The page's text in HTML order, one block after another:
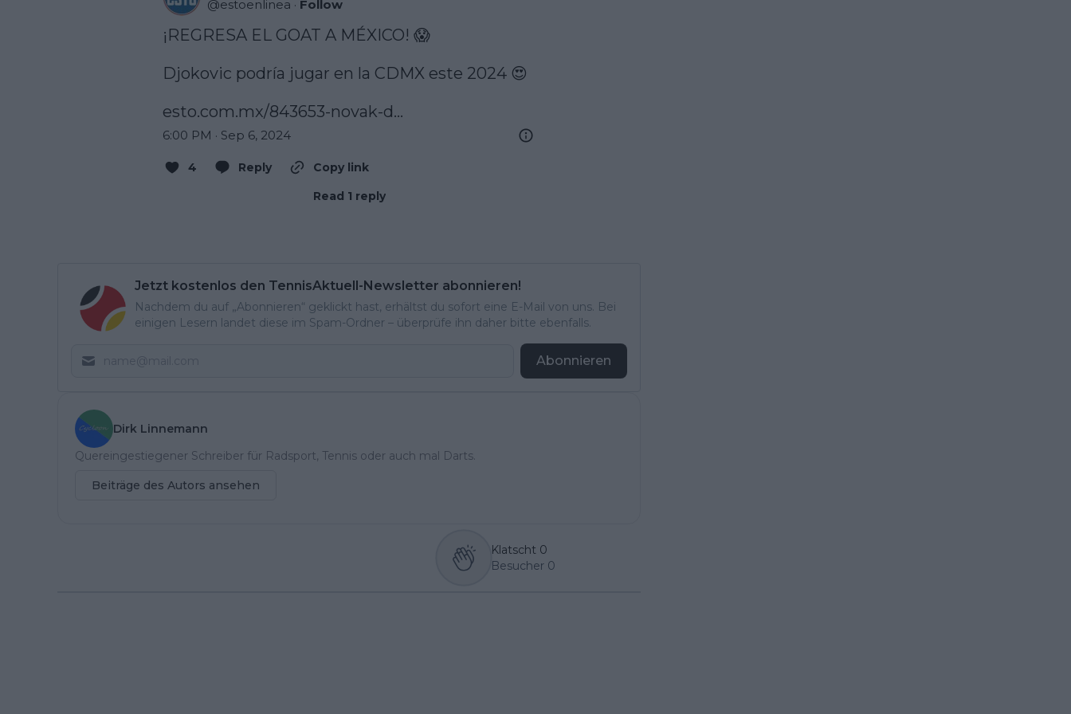
@estoenlinea · Follow
¡REGRESA EL GOAT A MÉXICO! 😱
Djokovic podría jugar en la CDMX este 2024 😍
esto.com.mx/843653-novak-d…
6:00 PM · Sep 6, 2024
4 Reply
Copy link
Read 1 reply
Jetzt kostenlos den TennisAktuell-Newsletter abonnieren!
Nachdem du auf „Abonnieren“ geklickt hast, erhältst du sofort eine E-Mail von uns. Bei
einigen Lesern landet diese im Spam-Ordner – überprüfe ihn daher bitte ebenfalls.
Abonnieren
Dirk Linnemann
Quereingestiegener Schreiber für Radsport, Tennis oder auch mal Darts.
Beiträge des Autors ansehen
Klatscht 0
Besucher 0